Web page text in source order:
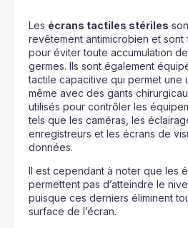
Les écrans tactiles stériles
revêtement antimicrobien et
pour éviter toute accumulation
germes. Ils sont également
tactile capacitive qui permet une
même avec des gants
utilisés pour contrôler les
tels que les caméras, les
enregistreurs et les écrans de
données.
Il est cependant à noter que les
permettent pas d’atteindre le
puisque ces derniers éliminent
surface de l’écran.